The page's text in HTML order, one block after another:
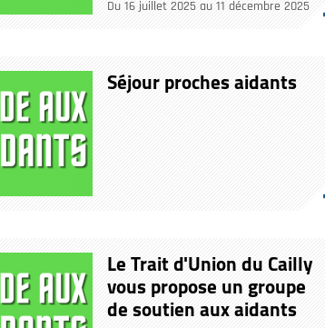
Du 16 juillet 2025 au 11 décembre 2025
Séjour proches aidants
Le Trait d'Union du Cailly
vous propose un groupe
de soutien aux aidants